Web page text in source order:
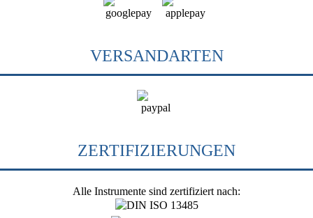
VERSANDARTEN
ZERTIFIZIERUNGEN
Alle Instrumente sind zertifiziert nach: